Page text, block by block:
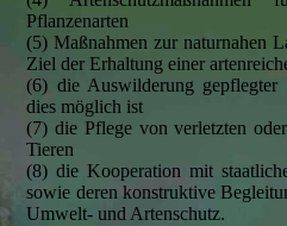
Pflanzenarten
(5) Maßnahmen zur naturnahen
Ziel der Erhaltung einer
(6) die Auswilderung gepflegter
dies möglich ist
(7) die Pflege von verletzten
Tieren
(8) die Kooperation mit
sowie deren konstruktive
Umwelt- und Artenschutz.